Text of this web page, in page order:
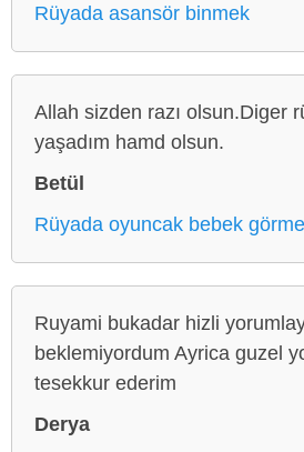
Rüyada asansör binmek
Allah sizden razı olsun.Diger
yaşadım hamd olsun.
Betül
Rüyada oyuncak bebek
Ruyami bukadar hizli
beklemiyordum Ayrica guzel
tesekkur ederim
Derya